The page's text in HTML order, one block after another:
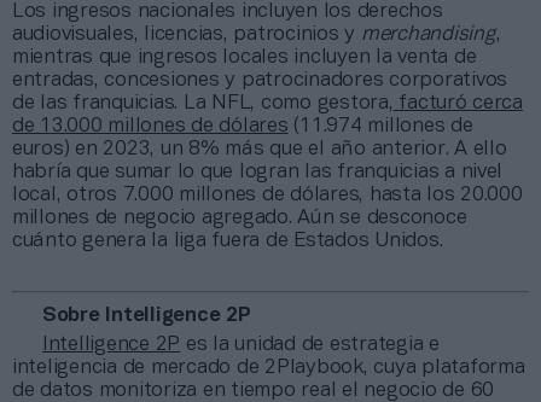
Los ingresos nacionales incluyen los derechos
audiovisuales, licencias, patrocinios y merchandising,
mientras que ingresos locales incluyen la venta de
entradas, concesiones y patrocinadores corporativos
de las franquicias. La NFL, como gestora, facturó cerca
de 13.000 millones de dólares (11.974 millones de
euros) en 2023, un 8% más que el año anterior. A ello
habría que sumar lo que logran las franquicias a nivel
local, otros 7.000 millones de dólares, hasta los 20.000
millones de negocio agregado. Aún se desconoce
cuánto genera la liga fuera de Estados Unidos.
Sobre Intelligence 2P
Intelligence 2P es la unidad de estrategia e
inteligencia de mercado de 2Playbook, cuya plataforma
de datos monitoriza en tiempo real el negocio de 60